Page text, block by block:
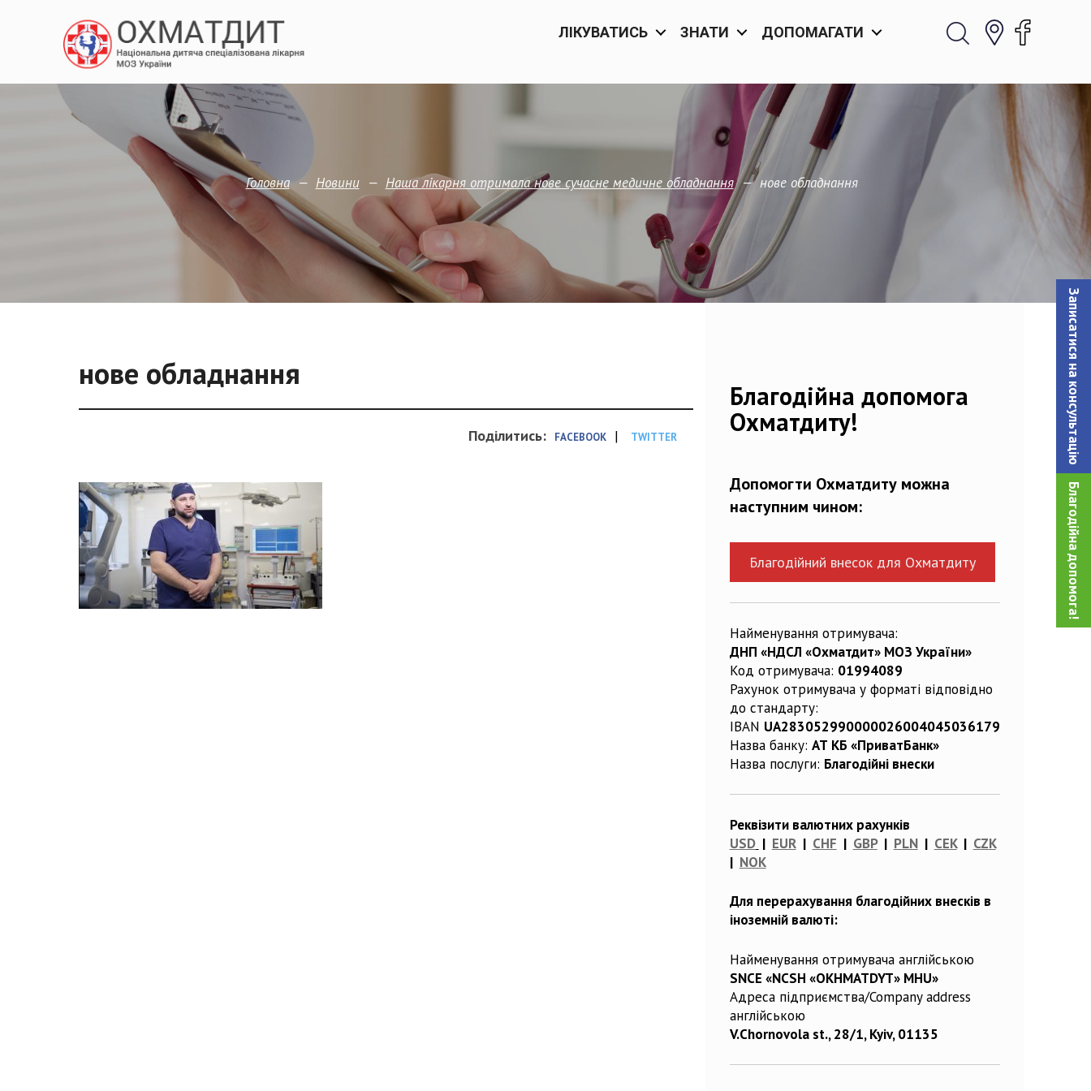
Записатися на консультацiю
Благодійна допомога!
ЛІКУВАТИСЬ ЗНАТИ ДОПОМАГАТИ
Головна — Новини — Наша лікарня отримала нове сучасне медичне обладнання — нове обладнання
нове обладнання
Поділитись: FACEBOOK | TWITTER
Благодійна допомога
Охматдиту!
Допомогти Охматдиту можна
наступним чином:
Благодійний внесок для Охматдиту
Найменування отримувача:
ДНП «НДСЛ «Охматдит» МОЗ України»
Код отримувача: 01994089
Рахунок отримувача у форматі відповідно
до стандарту:
IBAN UA283052990000026004045036179
Назва банку: АТ КБ «ПриватБанк»
Назва послуги: Благодійні внески
Реквізити валютних рахунків
USD | EUR| CHF | GBP| PLN| CEK| CZK
| NOK
Для перерахування благодійних внесків в
іноземній валюті:
Найменування отримувача англійською
SNCE «NCSH «OKHMATDYT» MHU»
Адреса підприємства/Company address
англійською
V.Chornovola st., 28/1, Kyiv, 01135